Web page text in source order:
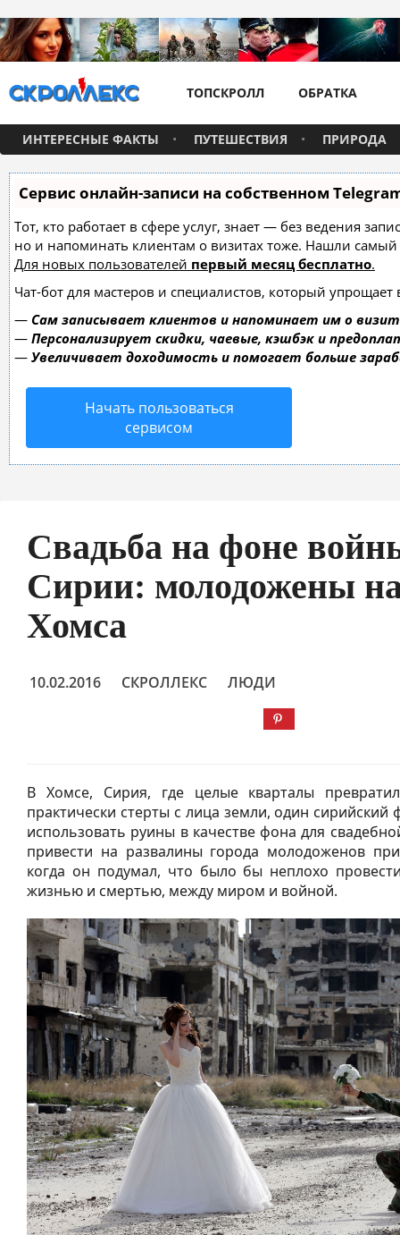
ТОПСКРОЛЛ ОБРАТКА
ИНТЕРЕСНЫЕ ФАКТЫ ПУТЕШЕСТВИЯ ПРИРОДА
Сервис онлайн-записи на собственном
Тот, кто работает в сфере услуг, знает — без ведения
но и напоминать клиентам о визитах тоже. Нашли
Для новых пользователей первый месяц бесплатно.
Чат-бот для мастеров и специалистов, который упрощает
— Сам записывает клиентов и напоминает им о
— Персонализирует скидки, чаевые, кэшбэк и
— Увеличивает доходимость и помогает больше
Начать пользоваться
сервисом
Свадьба на фоне
Сирии: молодожены
Хомса
10.02.2016 СКРОЛЛЕКС ЛЮДИ
В Хомсе, Сирия, где целые кварталы
практически стерты с лица земли, один сирийский
использовать руины в качестве фона для
привести на развалины города молодоженов
когда он подумал, что было бы неплохо
жизнью и смертью, между миром и войной.